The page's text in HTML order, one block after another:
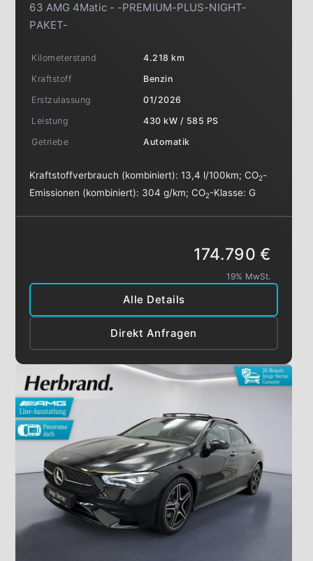
63 AMG 4Matic - -PREMIUM-PLUS-NIGHT-
PAKET-
Kilometerstand
4.218 km
Kraftstoff
Benzin
Erstzulassung
01/2026
Leistung
430 kW / 585 PS
Getriebe
Automatik
Kraftstoffverbrauch (kombiniert):13,4 l/100km;CO2-
Emissionen (kombiniert): 304 g/km;CO2-Klasse:G
Alle Details
Direkt Anfragen
174.790 €
19% MwSt.